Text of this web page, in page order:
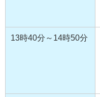
13時40分～14時50分